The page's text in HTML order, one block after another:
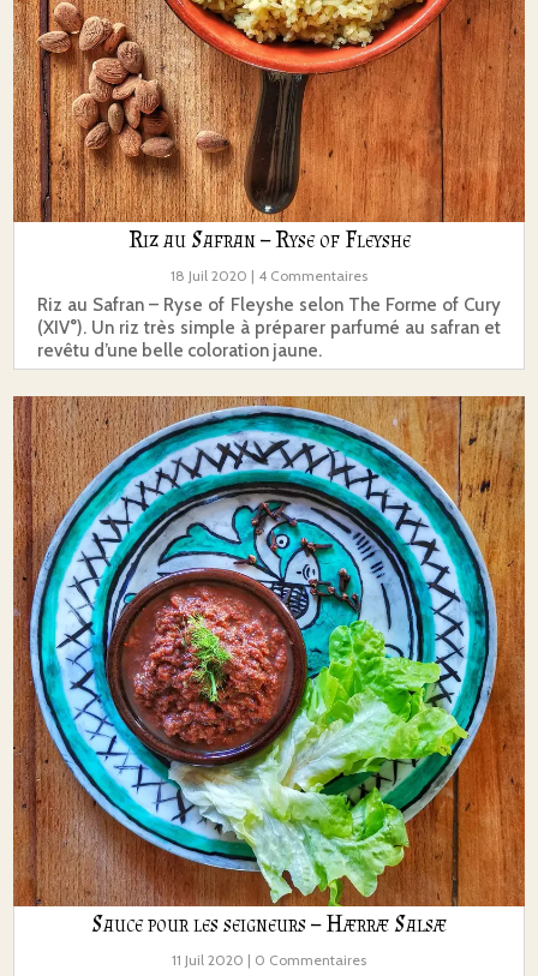
Riz au Safran – Ryse of Fleyshe
18 Juil 2020 | 4 Commentaires
Riz au Safran – Ryse of Fleyshe selon The Forme of Cury
(XIV°). Un riz très simple à préparer parfumé au safran et
revêtu d’une belle coloration jaune.
Sauce pour les seigneurs – Hærræ Salsæ
11 Juil 2020 | 0 Commentaires